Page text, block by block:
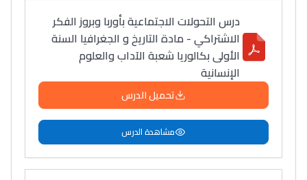
دليل المهن
ما يزيد عن 149 مهنة
التوجيه بالثانوي و الإعدادي
درس التحولات الاجتماعية بأوربا وبروز الفكر
الاشتراكي - مادة التاريخ و الجغرافيا السنة
الأولى بكالوريا شعبة الآداب والعلوم
الإنسانية
تحميل الدرس
مشاهدة الدرس